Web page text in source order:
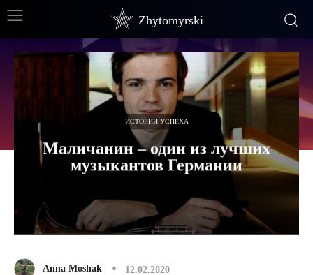
Zhytomyrski
ИСТОРИИ УСПЕХА
Маличанин – один из лучших
музыкантов Германии
Anna Moshak 12.02.2020